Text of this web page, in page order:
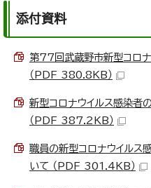
添付資料
第77回武蔵野市新型コロ
（PDF 380.8KB）
新型コロナウイルス感染
（PDF 387.2KB）
職員の新型コロナウイルス
いて （PDF 301.4KB）